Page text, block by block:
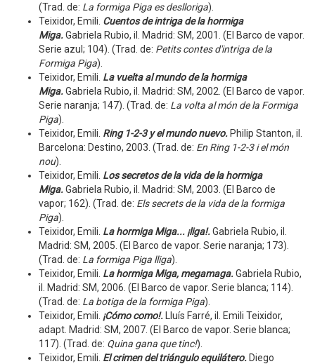
(Trad. de: La formiga Piga es deslloriga).
Teixidor, Emili. Cuentos de intriga de la hormiga
Miga.Gabriela Rubio, il. Madrid: SM, 2001. (El Barco de vapor.
Serie azul; 104). (Trad. de: Petits contes d'intriga de la
Formiga Piga).
Teixidor, Emili. La vuelta al mundo de la hormiga
Miga.Gabriela Rubio, il. Madrid: SM, 2002. (El Barco de vapor.
Serie naranja; 147). (Trad. de: La volta al món de la Formiga
Piga).
Teixidor, Emili. Ring 1-2-3 y el mundo nuevo. Philip Stanton, il.
Barcelona: Destino, 2003. (Trad. de: En Ring 1-2-3 i el món
nou).
Teixidor, Emili. Los secretos de la vida de la hormiga
Miga.Gabriela Rubio, il. Madrid: SM, 2003. (El Barco de
vapor; 162). (Trad. de: Els secrets de la vida de la formiga
Piga).
Teixidor, Emili. La hormiga Miga... ¡liga!.Gabriela Rubio, il.
Madrid: SM, 2005. (El Barco de vapor. Serie naranja; 173).
(Trad. de: La formiga Piga lliga).
Teixidor, Emili. La hormiga Miga, megamaga.Gabriela Rubio,
il. Madrid: SM, 2006. (El Barco de vapor. Serie blanca; 114).
(Trad. de: La botiga de la formiga Piga).
Teixidor, Emili. ¡Cómo como!. Lluís Farré, il. Emili Teixidor,
adapt. Madrid: SM, 2007. (El Barco de vapor. Serie blanca;
117). (Trad. de: Quina gana que tinc!).
Teixidor, Emili. El crimen del triángulo equilátero. Diego